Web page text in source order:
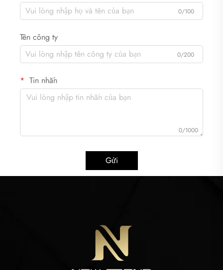
0/100
Tên công ty
0/200
Tin nhắn
0/1000
Gửi